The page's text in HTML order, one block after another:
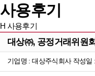
사용후기
H 사용후기
대상㈜, 공정거래위원
기업명 : 대상주식회사 작성일